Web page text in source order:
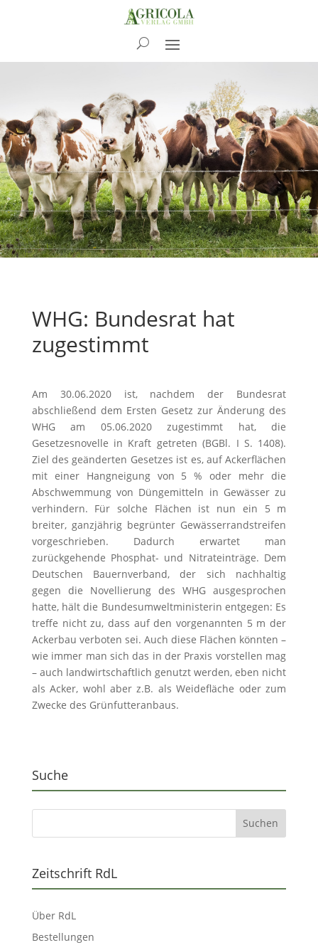
News
WHG: Bundesrat hat
zugestimmt
Am 30.06.2020 ist, nachdem der Bundesrat
abschließend dem Ersten Gesetz zur Änderung des
WHG am 05.06.2020 zugestimmt hat, die
Gesetzesnovelle in Kraft getreten (BGBl. I S. 1408).
Ziel des geänderten Gesetzes ist es, auf Ackerflächen
mit einer Hangneigung von 5 % oder mehr die
Abschwemmung von Düngemitteln in Gewässer zu
verhindern. Für solche Flächen ist nun ein 5 m
breiter, ganzjährig begrünter Gewässerrandstreifen
vorgeschrieben. Dadurch erwartet man
zurückgehende Phosphat- und Nitrateinträge. Dem
Deutschen Bauernverband, der sich nachhaltig
gegen die Novellierung des WHG ausgesprochen
hatte, hält die Bundesumweltministerin entgegen: Es
treffe nicht zu, dass auf den vorgenannten 5 m der
Ackerbau verboten sei. Auch diese Flächen könnten –
wie immer man sich das in der Praxis vorstellen mag
– auch landwirtschaftlich genutzt werden, eben nicht
als Acker, wohl aber z.B. als Weidefläche oder zum
Zwecke des Grünfutteranbaus.
Suche
Zeitschrift RdL
Über RdL
Bestellungen